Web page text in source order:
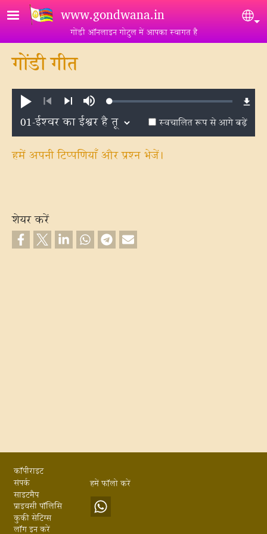
Skip to main contentwww.gondwana.in
गोंडी ऑनलाइन गोटुल में आपका स्वागत है
गोंडी गीत
प्ले
पिछला अगला
म्यूट Loaded:
स्वचालित रूप से आगे बढ़ें
हमें अपनी टिप्पणियाँ और प्रश्न भेजें।
शेयर करें
Footer
कॉपीराइट
संपर्क
साइटमैप
प्राइवसी पॉलिसि
कुकी सेटिंग्स
लॉग इन करें
हमें फॉलो करें